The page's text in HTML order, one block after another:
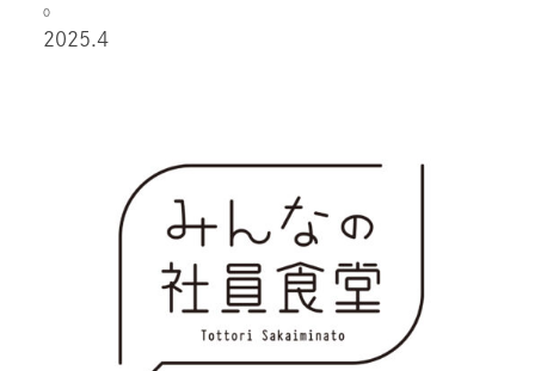
O
2025.4